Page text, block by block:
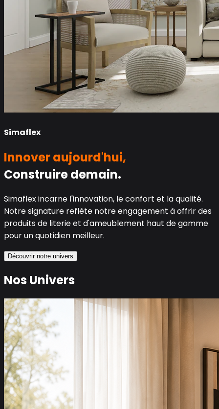
Simaflex
Innover aujourd'hui,
Construire demain.
Simaflex incarne l'innovation, le confort et la qualité.
Notre signature reflète notre engagement à offrir des
produits de literie et d'ameublement haut de gamme
pour un quotidien meilleur.
Découvrir notre univers
Nos Univers